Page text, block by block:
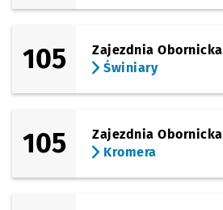
105
Zajezdnia Obornicka
Świniary
105
Zajezdnia Obornicka
Kromera